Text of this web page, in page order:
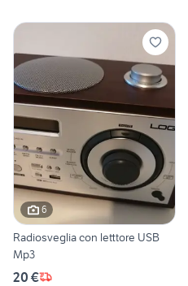
6
Radiosveglia con letttore USB
Mp3
20 €